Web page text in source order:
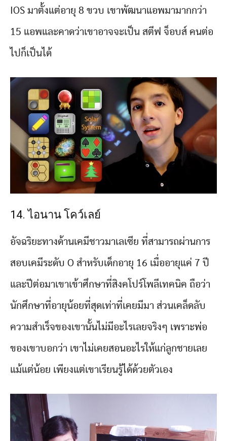
IOS มาตั้งแต่อายุ 8 ขวบ เขาพัฒนาแอพมามากกว่า
15 แอพและคาดว่าเขาอาจจะเป็น สตีฟ จ็อบส์ คนต่อ
ไปก็เป็นได้
14. ไอนาน โคว์เลย์
อัจฉริยะทางด้านเคมีชาวมาเลเซีย ที่สามารถผ่านการ
สอบเคมีระดับ O สำหรับเด็กอายุ 16 เมื่ออายุแค่ 7 ปี
และปีต่อมาเขาเข้าศึกษาที่สิงคโปร์โพลีเทคนิค ถือว่า
นักศึกษาที่อายุน้อยที่สุดเท่าที่เคยมีมา ส่วนเคล็ดลับ
ความสำเร็จของเขานั้นไม่มีอะไรเลยจริงๆ เพราะพ่อ
ของเขาบอกว่า เขาไม่เคยสอนอะไรให้แก่ลูกชายเลย
แม้แต่น้อย เพียงแต่เขาเรียนรู้ได้ด้วยตัวเอง